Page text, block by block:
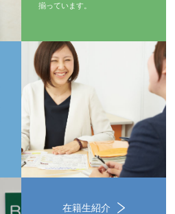
揃っています。
在籍生紹介